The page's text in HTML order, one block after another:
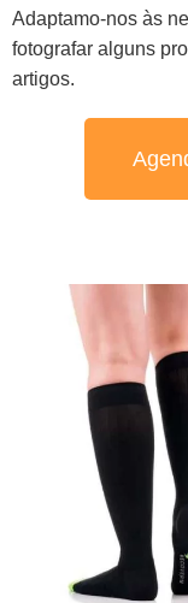
Adaptamo-nos às
fotografar alguns
artigos.